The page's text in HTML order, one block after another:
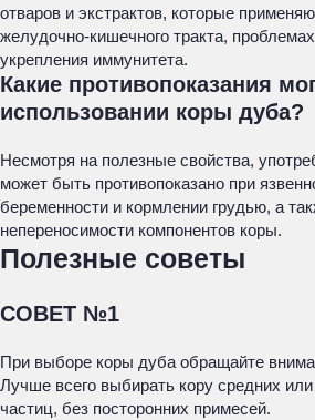
отваров и экстрактов, которые
желудочно-кишечного тракта,
укрепления иммунитета.
Какие противопоказания
использовании коры дуба?
Несмотря на полезные свойства,
может быть противопоказано при
беременности и кормлении грудью, а
непереносимости компонентов коры.
Полезные советы
СОВЕТ №1
При выборе коры дуба обращайте
Лучше всего выбирать кору средних
частиц, без посторонних примесей.